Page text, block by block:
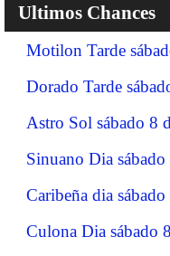
Ultimos Chances
Motilon Tarde
Dorado Tarde
Astro Sol sábado 8
Sinuano Dia
Caribeña dia
Culona Dia sábado